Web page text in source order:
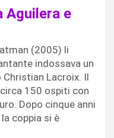
Aguilera e
(2005) li
indossava un
Lacroix. Il
150 ospiti con
Dopo cinque anni
coppia si è